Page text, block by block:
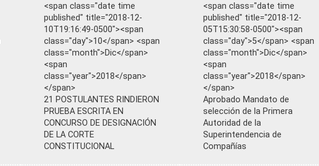
<span class="date time
published" title="2018-12-
10T19:16:49-0500"><span
class="day">10</span> <span
class="month">Dic</span>
<span
class="year">2018</span>
</span>
21 POSTULANTES RINDIERON
PRUEBA ESCRITA EN
CONCURSO DE DESIGNACIÓN
DE LA CORTE
CONSTITUCIONAL
<span class="date time
published" title="2018-12-
05T15:30:58-0500"><span
class="day">5</span> <span
class="month">Dic</span>
<span
class="year">2018</span>
</span>
Aprobado Mandato de
selección de la Primera
Autoridad de la
Superintendencia de
Compañías